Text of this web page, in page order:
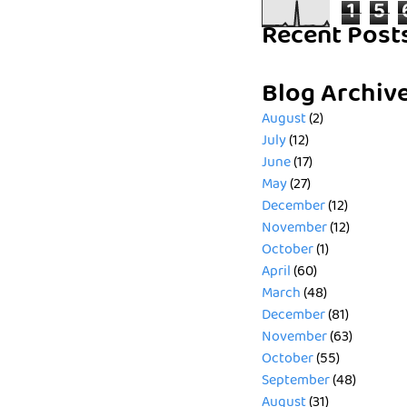
1 5
Recent
Blog
August(2)
July(12)
June(17)
May(27)
December(12)
November(12)
October(1)
April(60)
March(48)
December(81)
November(63)
October(55)
September(48)